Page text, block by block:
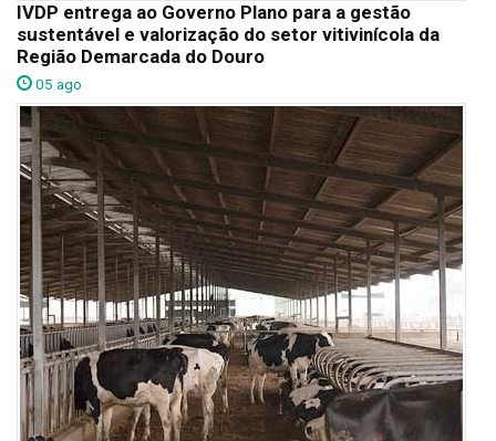
IVDP entrega ao Governo Plano para a gestão
sustentável e valorização do setor vitivinícola da
Região Demarcada do Douro
05 ago